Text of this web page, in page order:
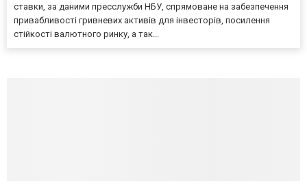
ставки, за даними пресслужби НБУ, спрямоване на забезпечення
привабливості гривневих активів для інвесторів, посилення
стійкості валютного ринку, а так...